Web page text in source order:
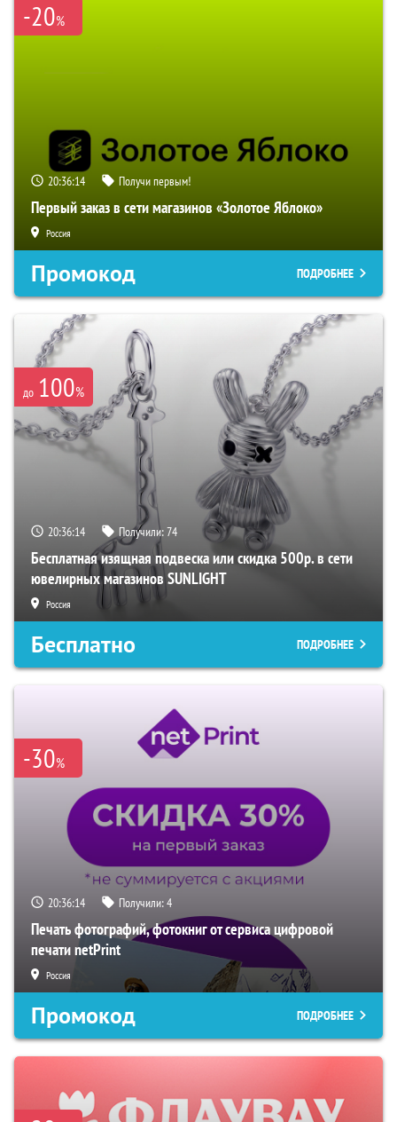
-20%
20:36:14 Получи первым!
Первый заказ в сети магазинов «Золотое Яблоко»
Россия
Промокод ПОДРОБНЕЕ
до 100%
20:36:14 Получили:74
Бесплатная изящная подвеска или скидка 500р. в сети
ювелирных магазинов SUNLIGHT
Россия
Бесплатно ПОДРОБНЕЕ
-30%
20:36:14 Получили:4
Печать фотографий, фотокниг от сервиса цифровой
печати netPrint
Россия
Промокод ПОДРОБНЕЕ